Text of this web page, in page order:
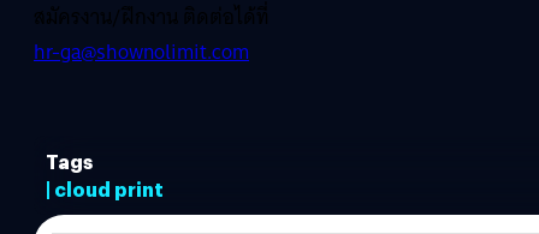
สมัครงาน/ฝึกงาน ติดต่อได้ที่
hr-ga@shownolimit.com
Tags
| cloud print